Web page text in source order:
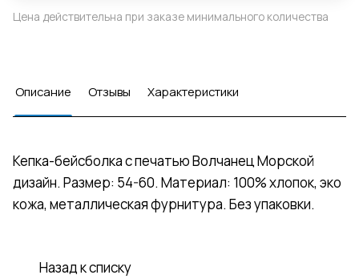
Цена действительна при заказе минимального количества
Описание Отзывы Характеристики
Кепка-бейсболка с печатью Волчанец Морской
дизайн. Размер: 54-60. Материал: 100% хлопок, эко
кожа, металлическая фурнитура. Без упаковки.
Назад к списку